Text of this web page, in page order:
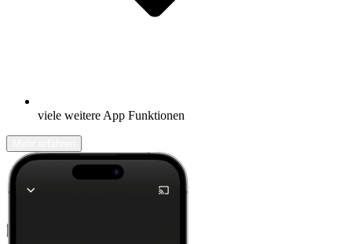
viele weitere App Funktionen